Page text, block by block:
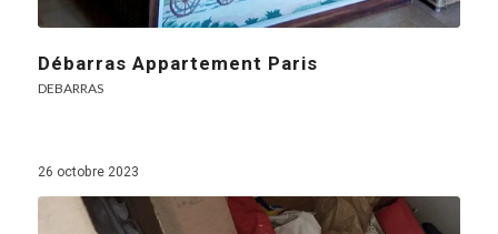
Débarras Appartement Paris
DEBARRAS
26 octobre 2023